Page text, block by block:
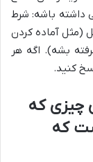
داشته باشه: شرط
(مثل آماده کردن
بشه). اگه هر
کنید.
چیزی که
که